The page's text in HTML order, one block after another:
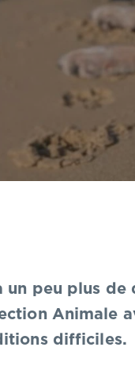
un peu plus
Animale
difficiles.